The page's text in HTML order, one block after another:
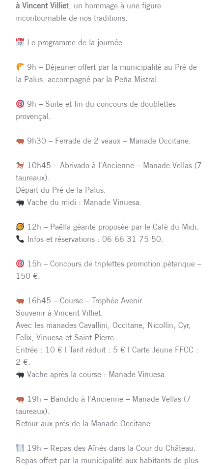
à Vincent Villiet, un hommage à une figure
incontournable de nos traditions.
Le programme de la journée
9h – Déjeuner offert par la municipalité au Pré de
la Palus, accompagné par la Peña Mistral.
9h – Suite et fin du concours de doublettes
provençal.
9h30 – Ferrade de 2 veaux – Manade Occitane.
10h45 – Abrivado à l'Ancienne – Manade Vellas (7
taureaux).
Départ du Pré de la Palus.
Vache du midi : Manade Vinuesa.
12h – Paëlla géante proposée par le Café du Midi.
Infos et réservations : 06 66 31 75 50.
15h – Concours de triplettes promotion pétanque –
150 €.
16h45 – Course – Trophée Avenir
Souvenir à Vincent Villiet.
Avec les manades Cavallini, Occitane, Nicollin, Cyr,
Felix, Vinuesa et Saint-Pierre.
Entrée : 10 € | Tarif réduit : 5 € | Carte Jeune FFCC :
2 €.
Vache après la course : Manade Vinuesa.
19h – Bandido à l'Ancienne – Manade Vellas (7
taureaux).
Retour aux prés de la Manade Occitane.
19h – Repas des Aînés dans la Cour du Château.
Repas offert par la municipalité aux habitants de plus